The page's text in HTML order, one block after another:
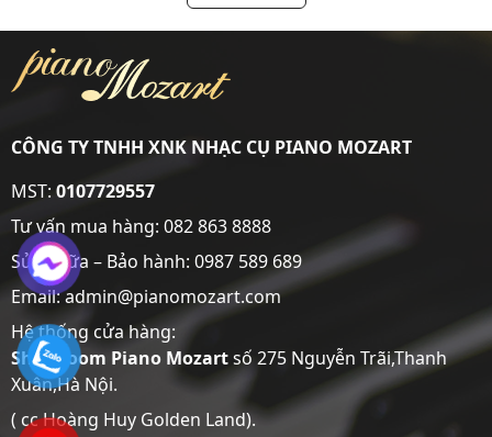
CÔNG TY TNHH XNK NHẠC CỤ PIANO MOZART
MST:0107729557
Tư vấn mua hàng: 082 863 8888
Sửa chữa – Bảo hành: 0987 589 689
Email: admin@pianomozart.com
Hệ thống cửa hàng:
Showroom Piano Mozartsố 275 Nguyễn Trãi,Thanh
Xuân,Hà Nội.
( cc Hoàng Huy Golden Land).